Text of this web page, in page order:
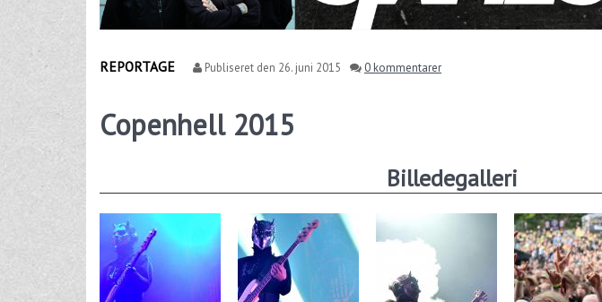
REPORTAGE Publiseret den 26. juni 2015 0 kommentarer
Copenhell 2015
Billedegalleri